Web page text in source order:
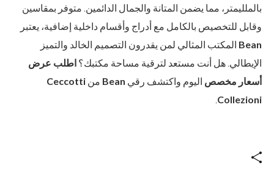
بالملليمتر، مما يضمن المتانة والجمال الدائمين. متوفر بمقاسين
وقابل للتخصيص بالكامل مع أدراج وأقسام داخلية إضافية، يعتبر
Bean المكتب المثالي لمن يقدرون التصميم الخالد والتميز
الإيطالي. هل أنت مستعد لترقية مساحة مكتبك؟ اطلب عرض
أسعار مخصص اليوم واكتشف رقي Bean من Ceccotti
Collezioni